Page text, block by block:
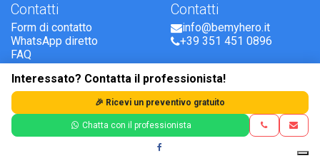
Interessato? Contatta il professionista!
🎉 Ricevi un preventivo gratuito
Chatta con il professionista
Contatti
Form di contatto
WhatsApp diretto
FAQ
Contatti
info@bemyhero.it
+39 351 451 0896
Il sito partecipa al Programma di Affiliazione Amazon EU,
clicca qui
per scoprire di più.
Termini e Condizioni -Privacy Policy-Disclaimer dei personaggi
© 2026 Tutti i diritti riservati. BeMyHero - Partita IVA
IT17391891003